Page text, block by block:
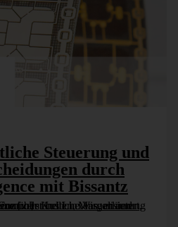
Steuerung und
durch
mit Bissantz
im globalen Wettbewerb eine [...]